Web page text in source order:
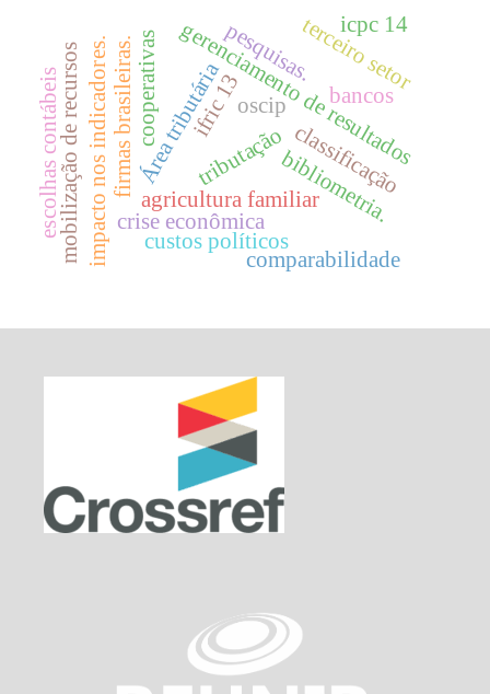
classificação
Área tributáriatributação
gerenciamento de resultados
firmas brasileiras.
agricultura familiarbibliometria.
bancos
crise econômica
impacto nos indicadores. pesquisas.
mobilização de recursos terceiro setor
oscip
custos políticos
ifric 13
escolhas contábeis
comparabilidade
icpc 14
cooperativas